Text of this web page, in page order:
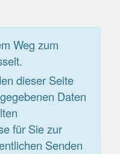
Weg zum
dieser Seite
Daten
für Sie zur
Senden